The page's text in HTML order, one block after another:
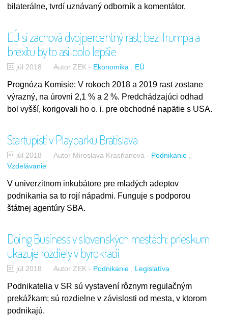
bilaterálne, tvrdí uznávaný odborník a komentátor.
EÚ si zachová dvojpercentný rast; bez Trumpa a
brexitu by to asi bolo lepšie
júl 2018 Autor ZEK- Ekonomika EÚ
Prognóza Komisie: V rokoch 2018 a 2019 rast zostane
výrazný, na úrovni 2,1 % a 2 %. Predchádzajúci odhad
bol vyšší, korigovali ho o. i. pre obchodné napätie s USA.
Startupisti v Playparku Bratislava
júl 2018 Autor Miroslava Krasňanová- Podnikanie
Vzdelávanie
V univerzitnom inkubátore pre mladých adeptov
podnikania sa to rojí nápadmi. Funguje s podporou
štátnej agentúry SBA.
Doing Business v slovenských mestách: prieskum
ukazuje rozdiely v byrokracii
júl 2018 Autor ZEK- Podnikanie Legislatíva
Podnikatelia v SR sú vystavení rôznym regulačným
prekážkam; sú rozdielne v závislosti od mesta, v ktorom
podnikajú.